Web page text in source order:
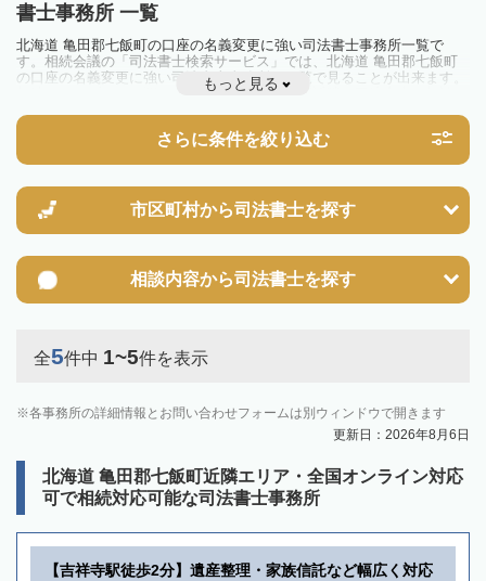
書士事務所 一覧
北海道 亀田郡七飯町の口座の名義変更に強い司法書士事務所一覧で
す。相続会議の「司法書士検索サービス」では、北海道 亀田郡七飯町
の口座の名義変更に強い司法書士事務所を一覧で見ることが出来ます。
相続のトラブルやお悩みを抱えている方は一度近隣の司法書士に相談し
もっと見る
さらに条件を絞り込む
市区町村から司法書士を探す
相談内容から司法書士を探す
全5件中 1~5件を表示
各事務所の詳細情報とお問い合わせフォームは別ウィンドウで開きます
更新日：2026年8月6日
北海道 亀田郡七飯町近隣エリア・全国オンライン対応
可で相続対応可能な司法書士事務所
【吉祥寺駅徒歩2分】遺産整理・家族信託など幅広く対応